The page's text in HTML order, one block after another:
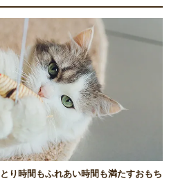
り時間もふれあい時間も満たすおもち